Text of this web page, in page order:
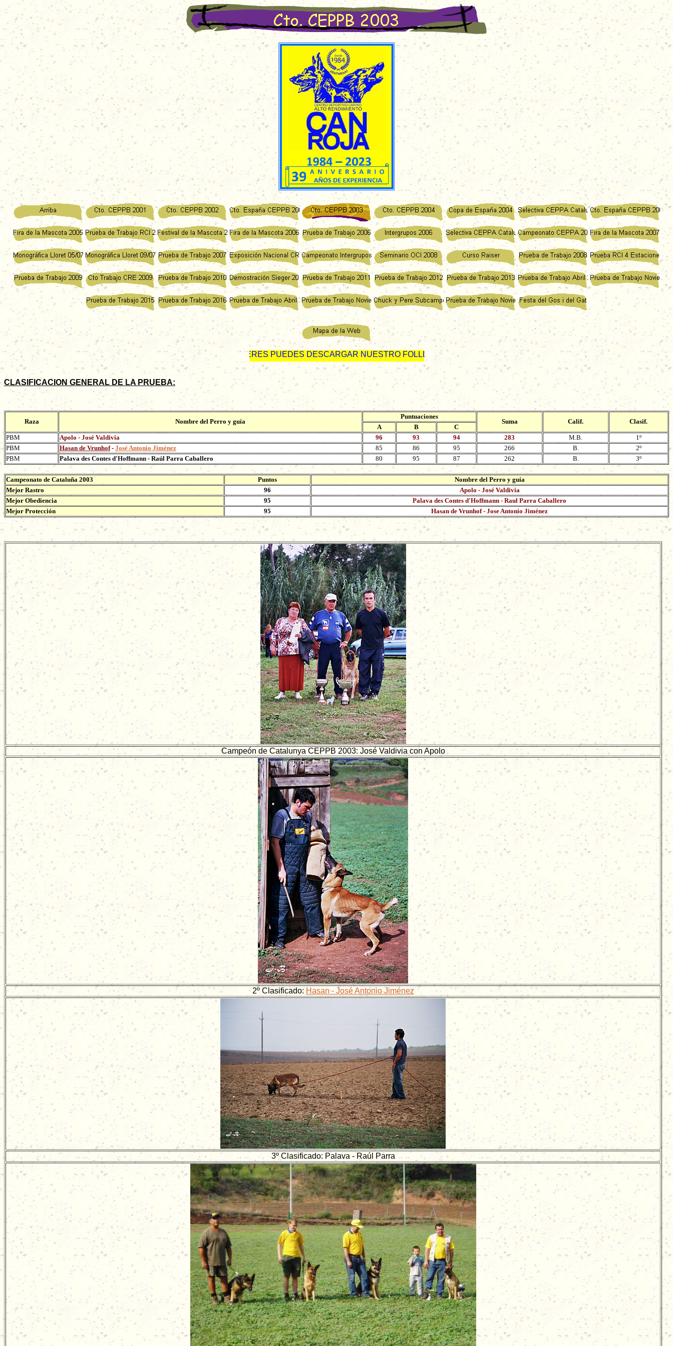
SI QUIERES PUEDES DESCARGAR NUESTRO FOLLETO PUBLICITARIO LISTO PARA IMPRIMIR PULSA AQUÍ
CLASIFICACION GENERAL DE LA PRUEBA:
Raza Nombre del Perro y guía
Puntuaciones
Suma Calif. Clasif.
A B
C
PBM
Apolo - José Valdivia 96 93 94 283 M.B.
1º
PBM
Hasan de Vrunhof- José Antonio Jiménez 85 86 95 266 B.
2º
PBM
Palava des Contes d'Hoffmann - Raúl Parra Caballero 80 95 87 262 B. 3º
Campeonato de Cataluña 2003 Puntos
Nombre del Perro y guía
Mejor Rastro
96
Apolo - José Valdivia
Mejor Obediencia
95
Palava des Contes d'Hoffmann - Raul Parra Caballero
Mejor Protección
95 Hasan de Vrunhof - Jose Antonio Jiménez
Campeón de Catalunya CEPPB 2003: José Valdivia con Apolo
2º Clasificado: Hasan - José Antonio Jiménez
3º Clasificado: Palava - Raúl Parra